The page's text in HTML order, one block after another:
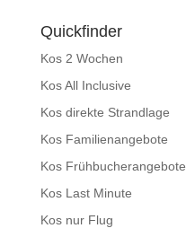
Quickfinder
Kos 2 Wochen
Kos All Inclusive
Kos direkte Strandlage
Kos Familienangebote
Kos Frühbucherangebote
Kos Last Minute
Kos nur Flug